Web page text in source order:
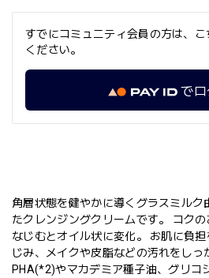
すでにコミュニティ会員の方は、
ください。
で
角層状態を健やかに導くグラスミル
たクレンジングクリームです。 コク
なじむとオイル状に変化。 お肌に負
じみ、メイクや皮脂などの汚れをしっ
PHA(*2)やマカデミア種子油、グリコ